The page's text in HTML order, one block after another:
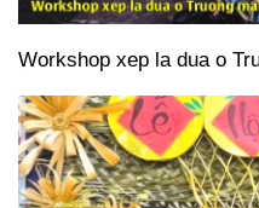
Workshop xep la dua o